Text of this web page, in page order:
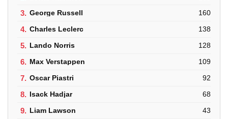
3. George Russell 160
4. Charles Leclerc 138
5. Lando Norris 128
6. Max Verstappen 109
7. Oscar Piastri 92
8. Isack Hadjar 68
9. Liam Lawson 43